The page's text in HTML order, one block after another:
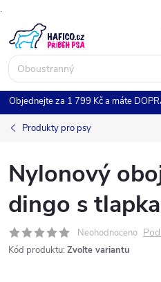
.
na
obsah
Objednejte za 1 799 Kč a máte
Produkty pro psy
Nylonový
dingo s
Neohodnoceno
Kód produktu: Zvolte variantu